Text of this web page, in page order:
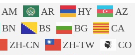
AM AR HY
AZ
BN BS BG
CA
ZH-CN ZH-TW
CO